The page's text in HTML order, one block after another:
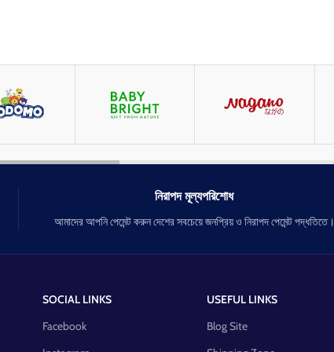
নিরাপদ মূল্যপরিশোধ
আমাদের আপনি পেমেন্ট করুন দেশের সবচেয়ে জনপ্রিয় ও নিরাপদ পেমেন্ট পদ্ধতিতে।
SOCIAL LINKS
Facebook
USEFUL LINKS
Blog Site